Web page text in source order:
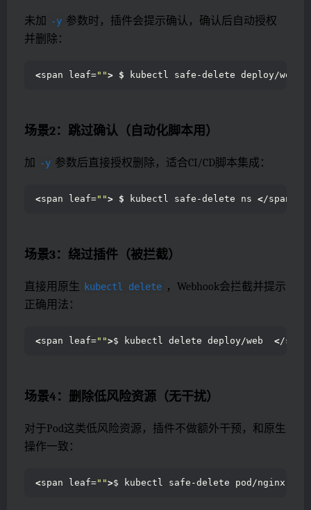
未加 -y 参数时，插件会提示确认，确认后自动授权
并删除：
<span leaf=""> $ kubectl safe-delete deploy/web
场景2：跳过确认（自动化脚本用）
加 -y 参数后直接授权删除，适合CI/CD脚本集成：
<span leaf=""> $ kubectl safe-delete ns </span
场景3：绕过插件（被拦截）
直接用原生 kubectl delete ，Webhook会拦截并提示
正确用法：
<span leaf="">$ kubectl delete deploy/web </span
场景4：删除低风险资源（无干扰）
对于Pod这类低风险资源，插件不做额外干预，和原生
操作一致：
<span leaf="">$ kubectl safe-delete pod/nginx-